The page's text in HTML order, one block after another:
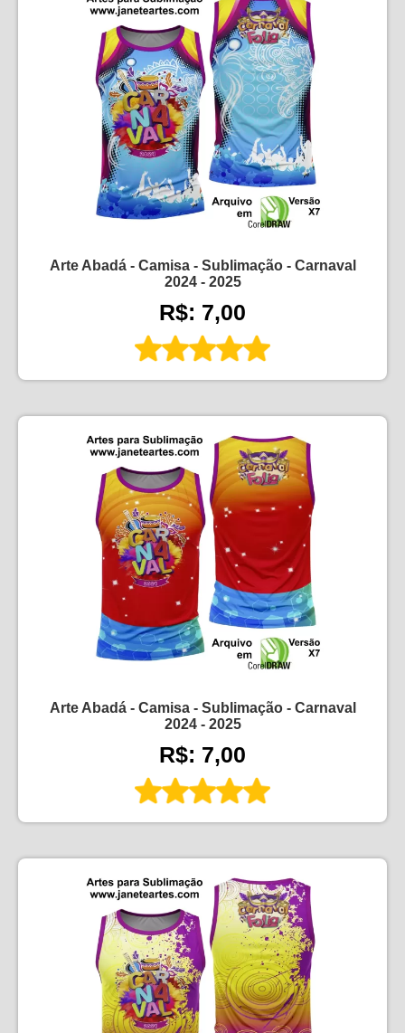
Arte Abadá - Camisa - Sublimação - Carnaval
2024 - 2025
R$: 7,00
Arte Abadá - Camisa - Sublimação - Carnaval
2024 - 2025
R$: 7,00